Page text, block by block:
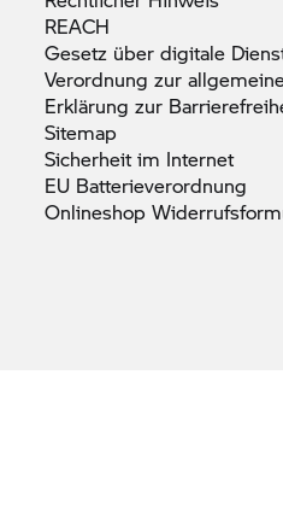
REACH
Gesetz über digitale
Verordnung zur
Erklärung zur
Sitemap
Sicherheit im Internet
EU Batterieverordnung
Onlineshop